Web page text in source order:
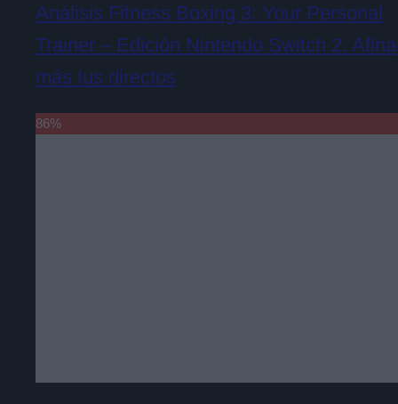
Análisis Fitness Boxing 3: Your Personal
Trainer – Edición Nintendo Switch 2. Afina
más tus directos
86%